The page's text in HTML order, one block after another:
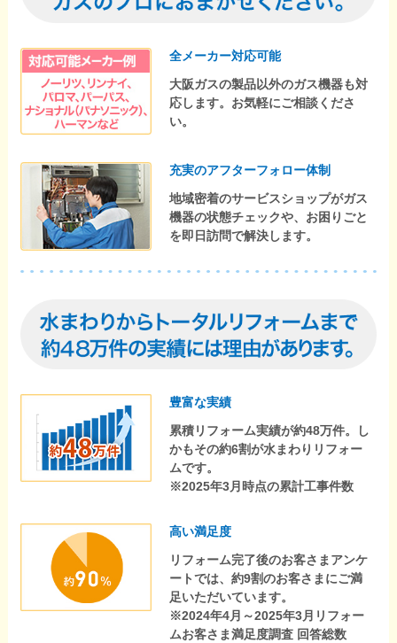
全メーカー対応可能
大阪ガスの製品以外のガス機器も対
応します。お気軽にご相談くださ
い。
充実のアフターフォロー体制
地域密着のサービスショップがガス
機器の状態チェックや、お困りごと
を即日訪問で解決します。
豊富な実績
累積リフォーム実績が約48万件。し
かもその約6割が水まわりリフォー
ムです。
※2025年3月時点の累計工事件数
高い満足度
リフォーム完了後のお客さまアンケ
ートでは、約9割のお客さまにご満
足いただいています。
※2024年4月～2025年3月リフォー
ムお客さま満足度調査 回答総数